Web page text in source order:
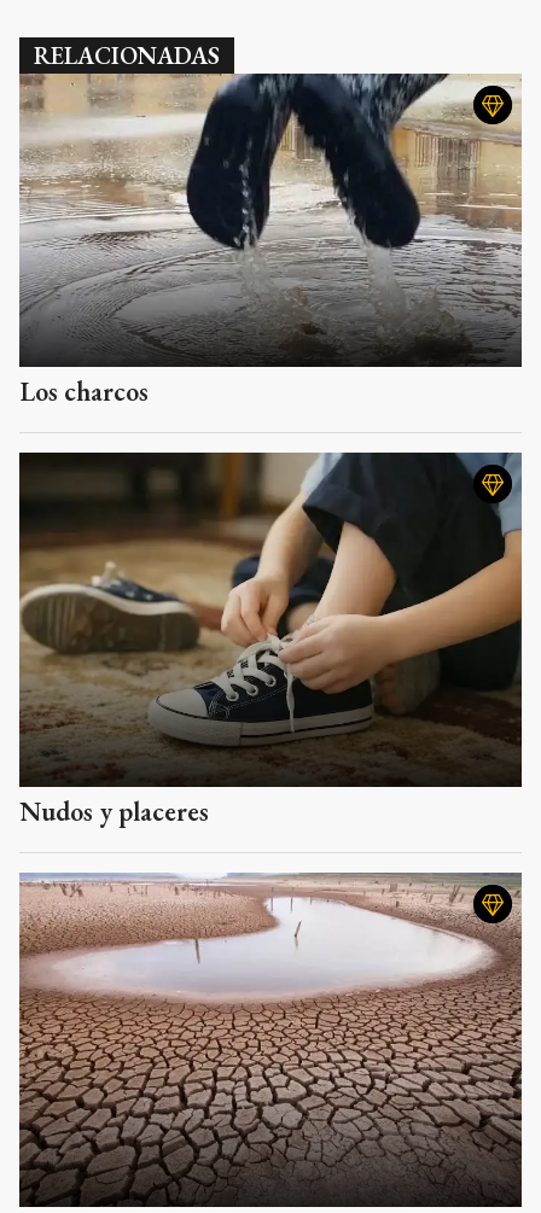
RELACIONADAS
Los charcos
Nudos y placeres